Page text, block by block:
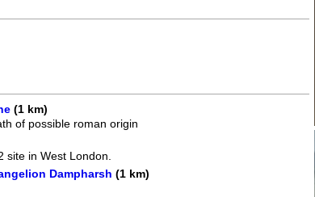
(1 km)
of possible roman origin
site in West London.
Dampharsh (1 km)